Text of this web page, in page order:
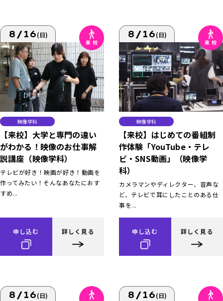
8/16(日)
映像学科
【来校】大学と専門の違い
がわかる！映像のお仕事解
説講座（映像学科）
テレビが好き！映画が好き！動画を
作ってみたい！そんなあなたにおす
すめ...
申し込む 詳しく見る
8/16(日)
映像学科
【来校】はじめての番組制
作体験「YouTube・テレ
ビ・SNS動画」（映像学
科）
カメラマンやディレクター、音声な
ど、テレビで耳にしたことのある仕
事を...
申し込む 詳しく見る
8/16(日) 8/16(日)